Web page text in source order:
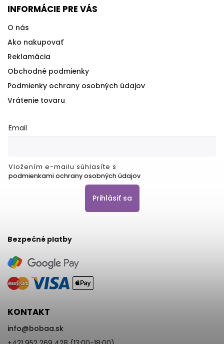
INFORMÁCIE PRE VÁS
O nás
Ako nakupovať
Reklamácia
Obchodné podmienky
Podmienky ochrany osobných údajov
Vrátenie tovaru
Email
Vložením e-mailu súhlasíte s
podmienkami ochrany osobných údajov
Prihlásiť sa
Bezpečné platby
KONTAKT
info@bobaa.sk